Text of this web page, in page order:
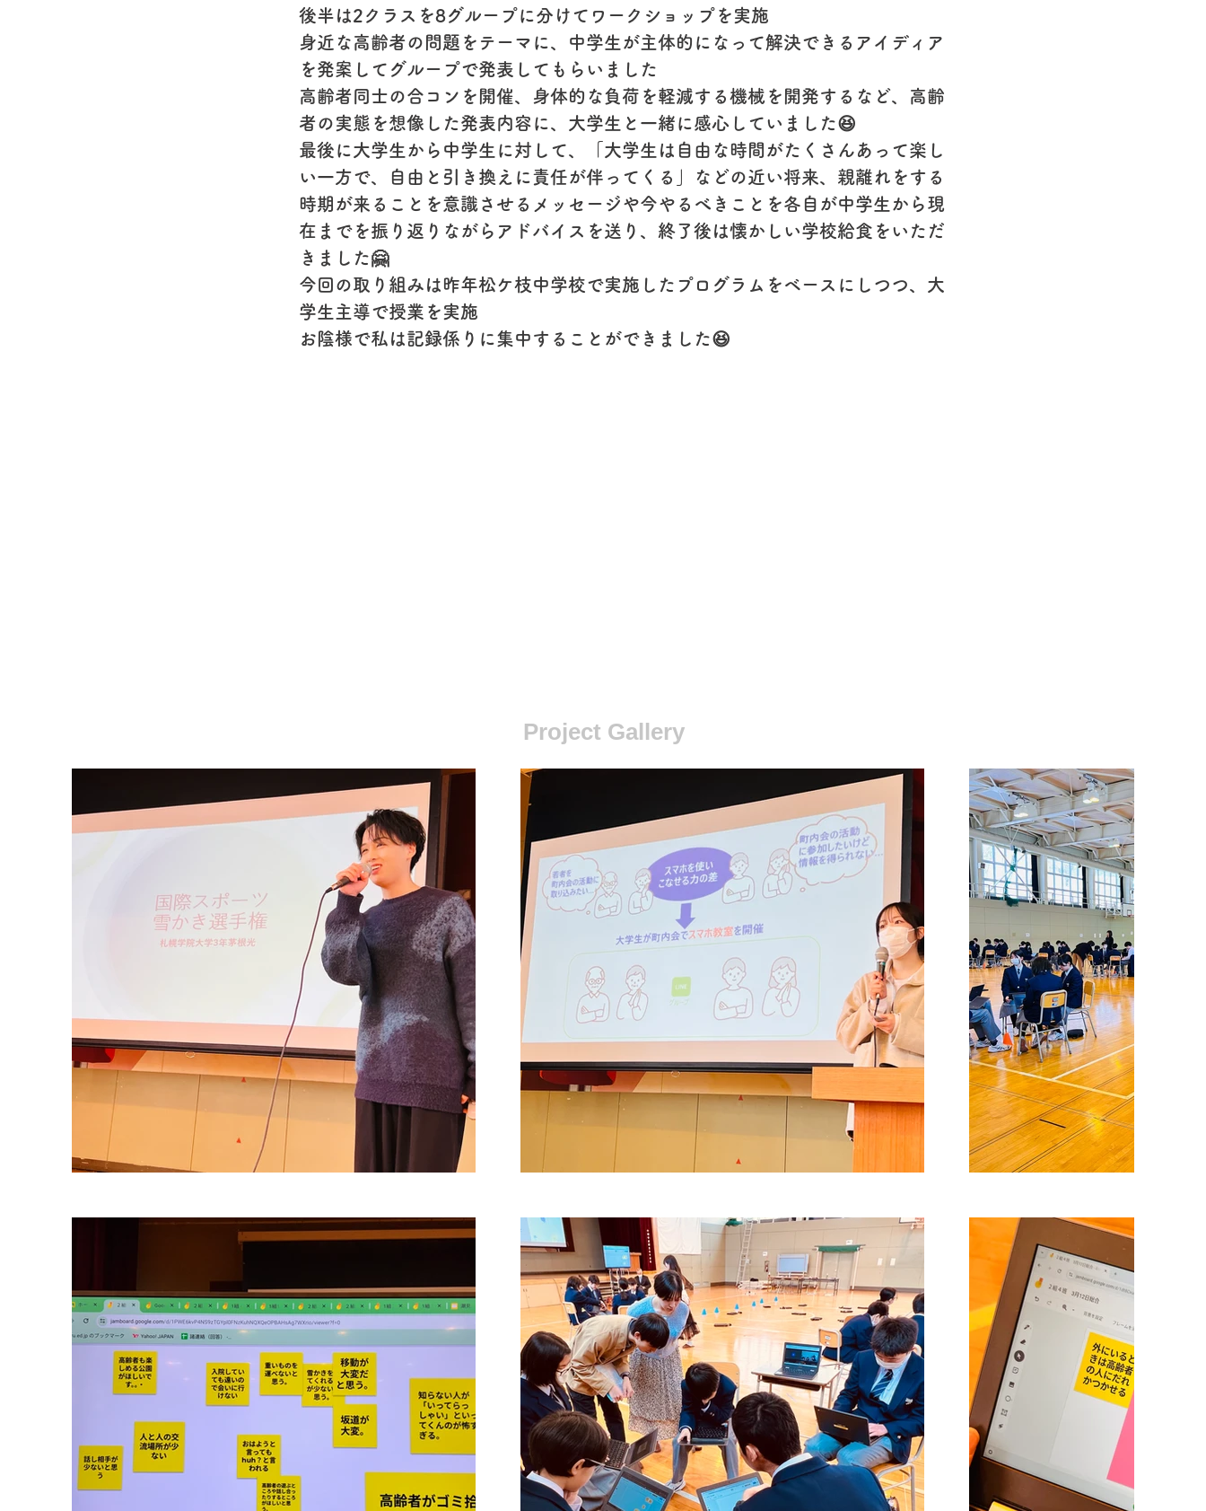
後半は2クラスを8グループに分けてワークショップを実施
身近な高齢者の問題をテーマに、中学生が主体的になって解決できるアイディア
を発案してグループで発表してもらいました
高齢者同士の合コンを開催、身体的な負荷を軽減する機械を開発するなど、高齢
者の実態を想像した発表内容に、大学生と一緒に感心していました😆
最後に大学生から中学生に対して、「大学生は自由な時間がたくさんあって楽し
い一方で、自由と引き換えに責任が伴ってくる」などの近い将来、親離れをする
時期が来ることを意識させるメッセージや今やるべきことを各自が中学生から現
在までを振り返りながらアドバイスを送り、終了後は懐かしい学校給食をいただ
きました🤗
今回の取り組みは昨年松ケ枝中学校で実施したプログラムをベースにしつつ、大
学生主導で授業を実施
お陰様で私は記録係りに集中することができました😆
Project Gallery